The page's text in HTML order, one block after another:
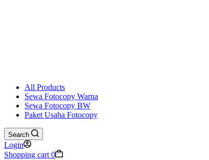
All Products
Sewa Fotocopy Warna
Sewa Fotocopy BW
Paket Usaha Fotocopy
Search
Login
Shopping cart 0